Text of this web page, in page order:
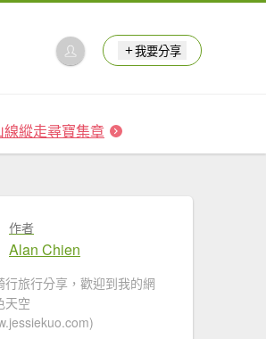
我要分享
線縱走尋寶集章
作者
Alan Chien
行旅行分享，歡迎到我的網
天空